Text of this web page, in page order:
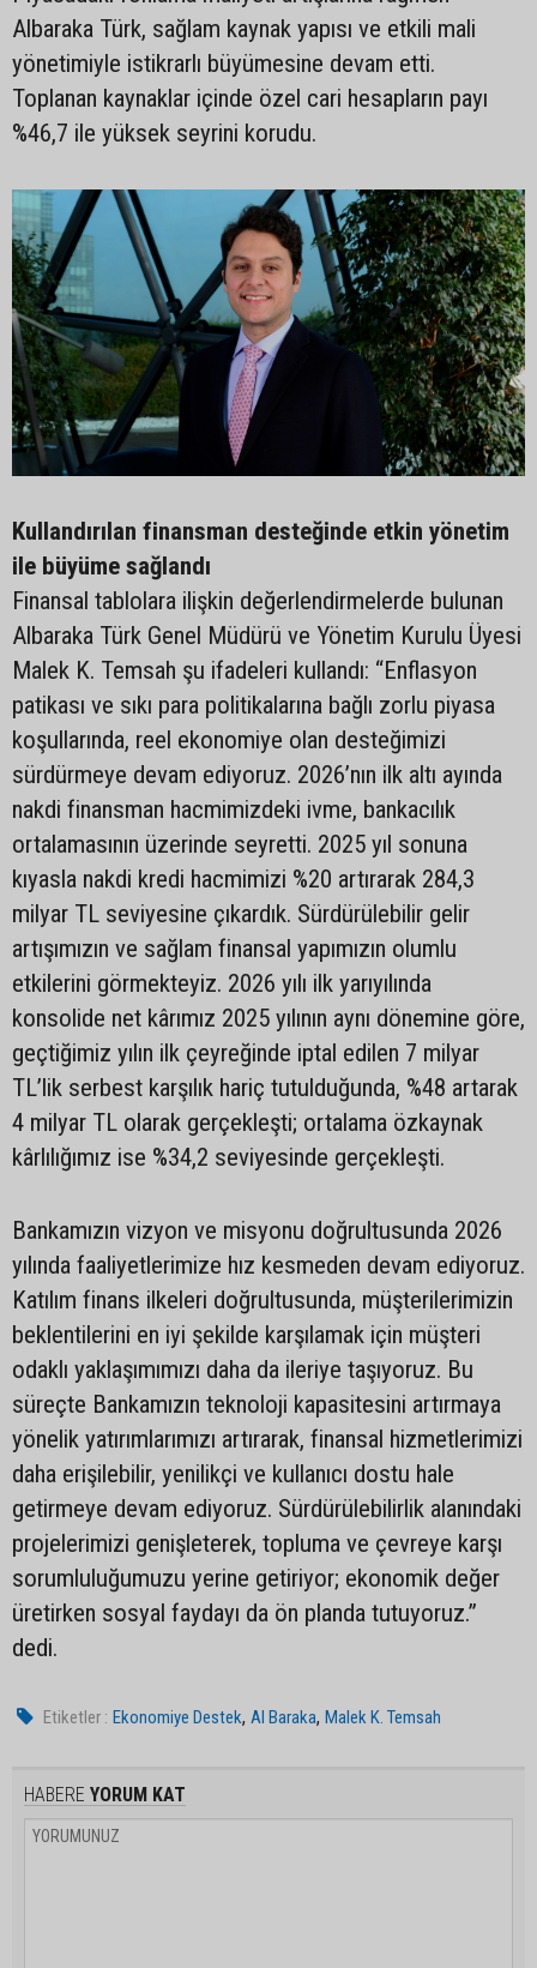
Albaraka Türk, sağlam kaynak yapısı ve etkili mali
yönetimiyle istikrarlı büyümesine devam etti.
Toplanan kaynaklar içinde özel cari hesapların payı
%46,7 ile yüksek seyrini korudu.
Kullandırılan finansman desteğinde etkin yönetim
ile büyüme sağlandı
Finansal tablolara ilişkin değerlendirmelerde bulunan
Albaraka Türk Genel Müdürü ve Yönetim Kurulu Üyesi
Malek K. Temsah şu ifadeleri kullandı: “Enflasyon
patikası ve sıkı para politikalarına bağlı zorlu piyasa
koşullarında, reel ekonomiye olan desteğimizi
sürdürmeye devam ediyoruz. 2026’nın ilk altı ayında
nakdi finansman hacmimizdeki ivme, bankacılık
ortalamasının üzerinde seyretti. 2025 yıl sonuna
kıyasla nakdi kredi hacmimizi %20 artırarak 284,3
milyar TL seviyesine çıkardık. Sürdürülebilir gelir
artışımızın ve sağlam finansal yapımızın olumlu
etkilerini görmekteyiz. 2026 yılı ilk yarıyılında
konsolide net kârımız 2025 yılının aynı dönemine göre,
geçtiğimiz yılın ilk çeyreğinde iptal edilen 7 milyar
TL’lik serbest karşılık hariç tutulduğunda, %48 artarak
4 milyar TL olarak gerçekleşti; ortalama özkaynak
kârlılığımız ise %34,2 seviyesinde gerçekleşti.
Bankamızın vizyon ve misyonu doğrultusunda 2026
yılında faaliyetlerimize hız kesmeden devam ediyoruz.
Katılım finans ilkeleri doğrultusunda, müşterilerimizin
beklentilerini en iyi şekilde karşılamak için müşteri
odaklı yaklaşımımızı daha da ileriye taşıyoruz. Bu
süreçte Bankamızın teknoloji kapasitesini artırmaya
yönelik yatırımlarımızı artırarak, finansal hizmetlerimizi
daha erişilebilir, yenilikçi ve kullanıcı dostu hale
getirmeye devam ediyoruz. Sürdürülebilirlik alanındaki
projelerimizi genişleterek, topluma ve çevreye karşı
sorumluluğumuzu yerine getiriyor; ekonomik değer
üretirken sosyal faydayı da ön planda tutuyoruz.”
dedi.
Etiketler : Ekonomiye Destek, Al Baraka,Malek K. Temsah
HABERE YORUM KAT